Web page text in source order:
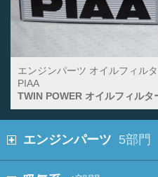
エンジンパーツ オイルフィル
PIAA
TWIN POWER オイルフィルタ
エンジンパーツ 5部門